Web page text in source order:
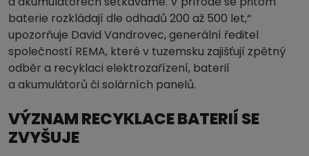
baterie rozkládají dle odhadů 200 až 500 let,“
upozorňuje David Vandrovec, generální ředitel
společností REMA, které v tuzemsku zajišťují zpětný
odběr a recyklaci elektrozařízení, baterií
a akumulátorů či solárních panelů.
VÝZNAM RECYKLACE BATERIÍ SE
ZVYŠUJE